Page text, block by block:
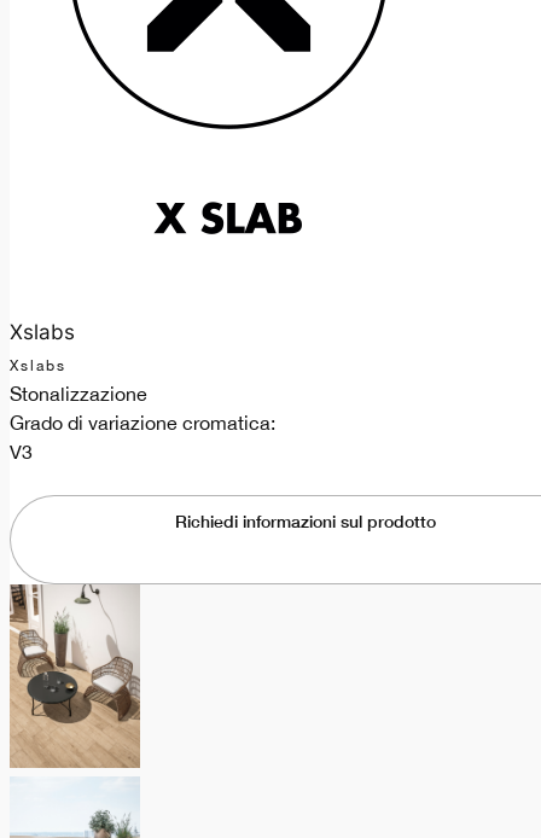
Xslabs
Xslabs
Stonalizzazione
Grado di variazione cromatica:
V3
Richiedi informazioni sul prodotto